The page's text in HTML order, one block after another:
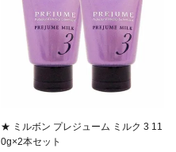
★ ミルボン プレジューム ミルク 3 11
0g×2本セット